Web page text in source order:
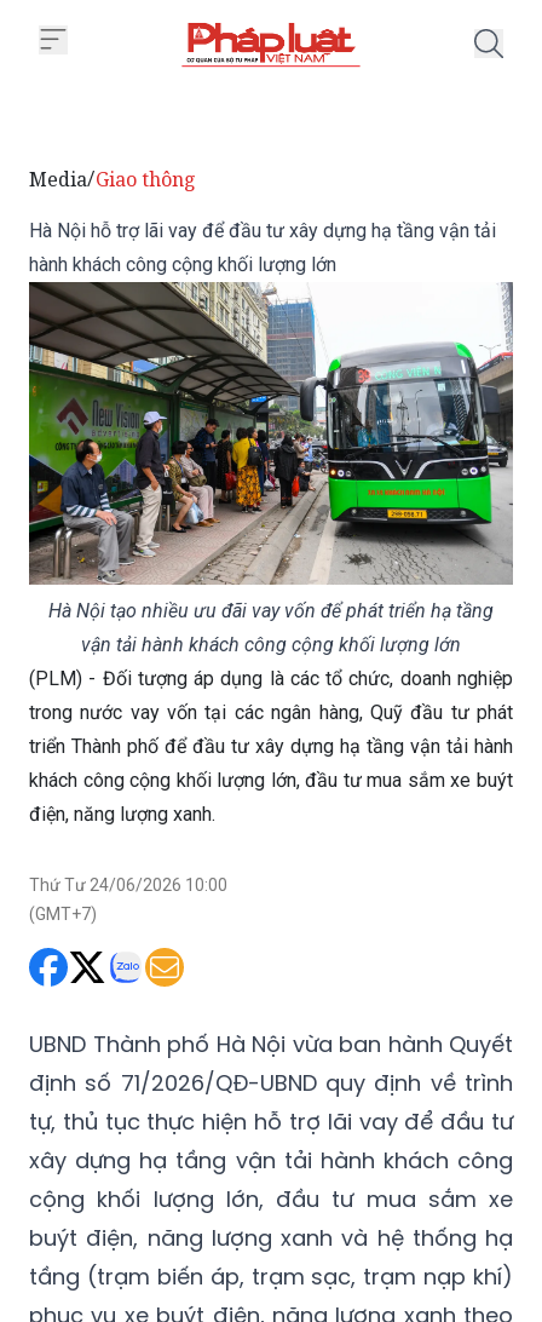
Media /Giao thông
Hà Nội hỗ trợ lãi vay để đầu tư xây dựng hạ tầng vận tải
hành khách công cộng khối lượng lớn
Hà Nội tạo nhiều ưu đãi vay vốn để phát triển hạ tầng
vận tải hành khách công cộng khối lượng lớn
(PLM) - Đối tượng áp dụng là các tổ chức, doanh nghiệp
trong nước vay vốn tại các ngân hàng, Quỹ đầu tư phát
triển Thành phố để đầu tư xây dựng hạ tầng vận tải hành
điện, năng lượng xanh.
Thứ Tư 24/06/2026 10:00
(GMT+7)
UBND Thành phố Hà Nội vừa ban hành Quyết
định số 71/2026/QĐ-UBND quy định về trình
tự, thủ tục thực hiện hỗ trợ lãi vay để đầu tư
xây dựng hạ tầng vận tải hành khách công
cộng khối lượng lớn, đầu tư mua sắm xe
buýt điện, năng lượng xanh và hệ thống hạ